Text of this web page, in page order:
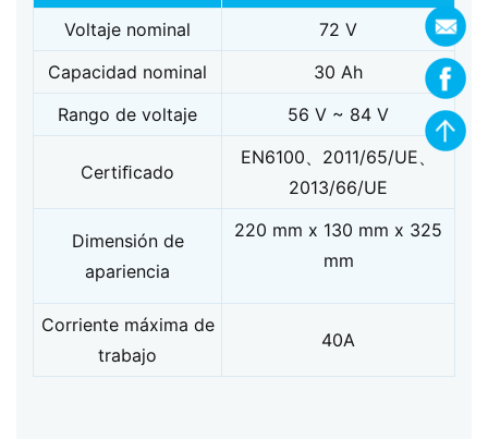
Voltaje nominal
72 V
Capacidad nominal
30 Ah
Rango de voltaje
56 V ~ 84 V
Certiﬁcado
EN6100、2011/65/UE、
2013/66/UE
Dimensión de
apariencia
220 mm x 130 mm x 325
mm
Corriente máxima de
trabajo
40A